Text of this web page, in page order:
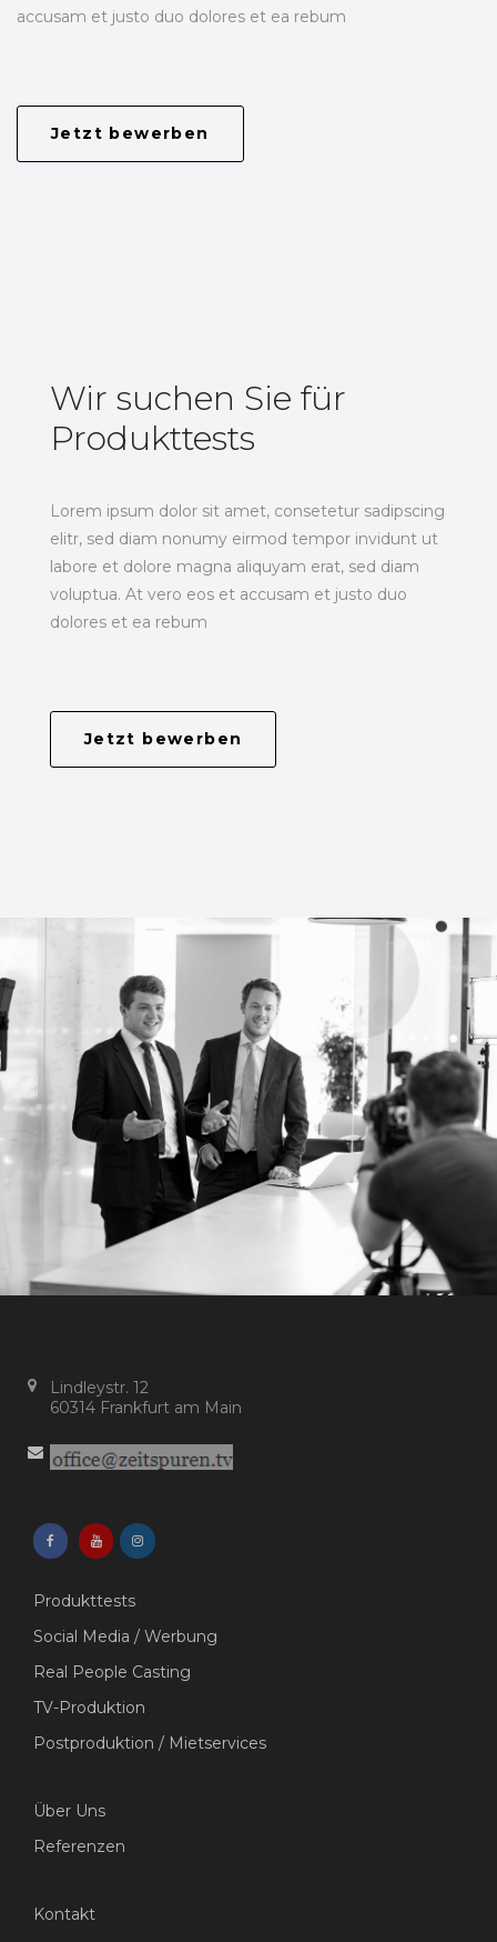
accusam et justo duo dolores et ea rebum
Jetzt bewerben
Wir suchen Sie für
Produkttests
Lorem ipsum dolor sit amet, consetetur sadipscing
elitr, sed diam nonumy eirmod tempor invidunt ut
labore et dolore magna aliquyam erat, sed diam
voluptua. At vero eos et accusam et justo duo
dolores et ea rebum
Jetzt bewerben
Lindleystr. 12
60314 Frankfurt am Main
Produkttests
Social Media / Werbung
Real People Casting
TV-Produktion
Postproduktion / Mietservices
Über Uns
Referenzen
Kontakt